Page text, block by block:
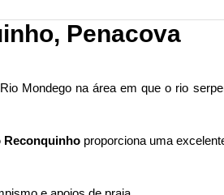
Penacova
Mondego na área em que o rio
Reconquinhoproporciona uma